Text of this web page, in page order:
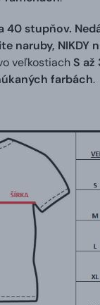
40 stupňov.
naruby, NIKDY
veľkostiach S až
farbách.